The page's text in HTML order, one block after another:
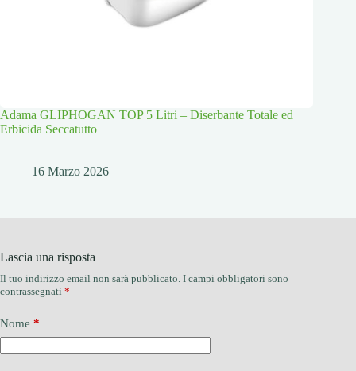
Adama GLIPHOGAN TOP 5 Litri – Diserbante Totale ed
Erbicida Seccatutto
16 Marzo 2026
Lascia una risposta
Il tuo indirizzo email non sarà pubblicato. I campi obbligatori sono
contrassegnati *
Nome *